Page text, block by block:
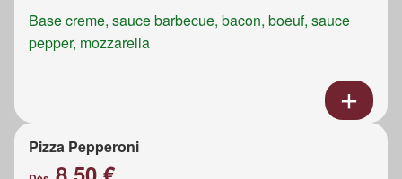
Base creme, sauce barbecue, bacon, boeuf, sauce
pepper, mozzarella
Pizza Pepperoni